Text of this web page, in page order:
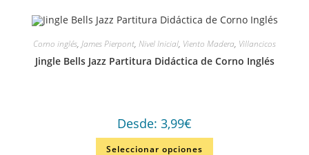
Corno inglés, James Pierpont, Nivel Inicial, Viento Madera, Villancicos
Jingle Bells Jazz Partitura Didáctica de Corno Inglés
Desde: 3,99€
Seleccionar opciones